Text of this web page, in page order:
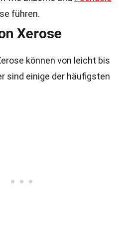
führen.
Xerose
können von leicht bis
sind einige der häufigsten